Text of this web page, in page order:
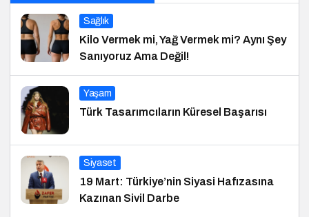
Sağlık
Kilo Vermek mi, Yağ Vermek mi? Aynı Şey
Sanıyoruz Ama Değil!
Yaşam
Türk Tasarımcıların Küresel Başarısı
Siyaset
19 Mart: Türkiye’nin Siyasi Hafızasına
Kazınan Sivil Darbe